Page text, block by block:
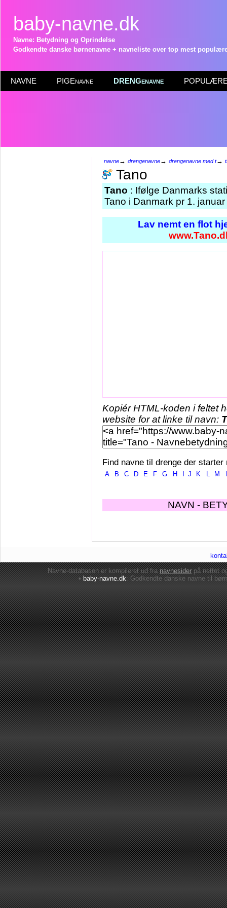
baby-navne.dk
Navne: Betydning og Oprindelse
Godkendte danske børnenavne + navneliste over top mest
NAVNE PIGEnavne DRENGenavne POPULÆRE
navne→ drengenavne→ drengenavne med t→
Tano
Tano : Ifølge Danmarks
Tano i Danmark pr 1.
Lav nemt en flot
Kopiér HTML-koden i feltet
website for at linke til navn:
Find navne til drenge der starter
A B C D E F G H J K L M
NAVN -
Navne-databasen er kompileret ud franavnesiderpå nettet
•baby-navne.dk: Godkendte danskenavne til børn